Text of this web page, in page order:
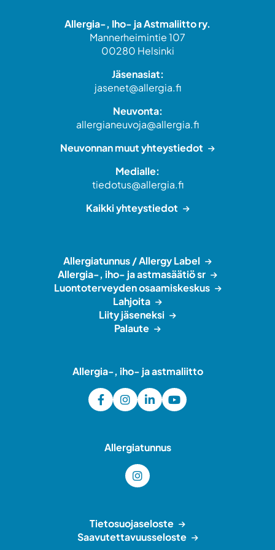
Allergia-, Iho- ja Astmaliitto ry.
Mannerheimintie 107
00280 Helsinki
Jäsenasiat:
jasenet@allergia.fi
Neuvonta:
allergianeuvoja@allergia.fi
Neuvonnan muut yhteystiedot
Medialle:
tiedotus@allergia.fi
Kaikki yhteystiedot
Allergiatunnus / Allergy Label
Allergia-, iho- ja astmasäätiö sr
Luontoterveyden osaamiskeskus
Lahjoita
Liity jäseneksi
Palaute
Allergia-, iho- ja astmaliitto
Allergiatunnus
Tietosuojaseloste
Saavutettavuusseloste